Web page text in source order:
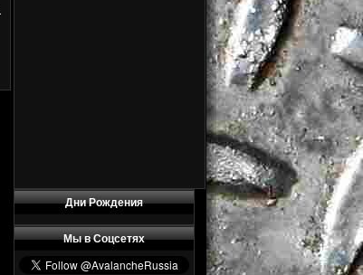
Дни Рождения
Мы в Соцсетях